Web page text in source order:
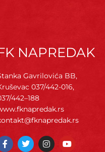
NAPREDAK
Gavrilovića BB,
037/442-016,
442–188
F
a
T
w
I
n
Y
o